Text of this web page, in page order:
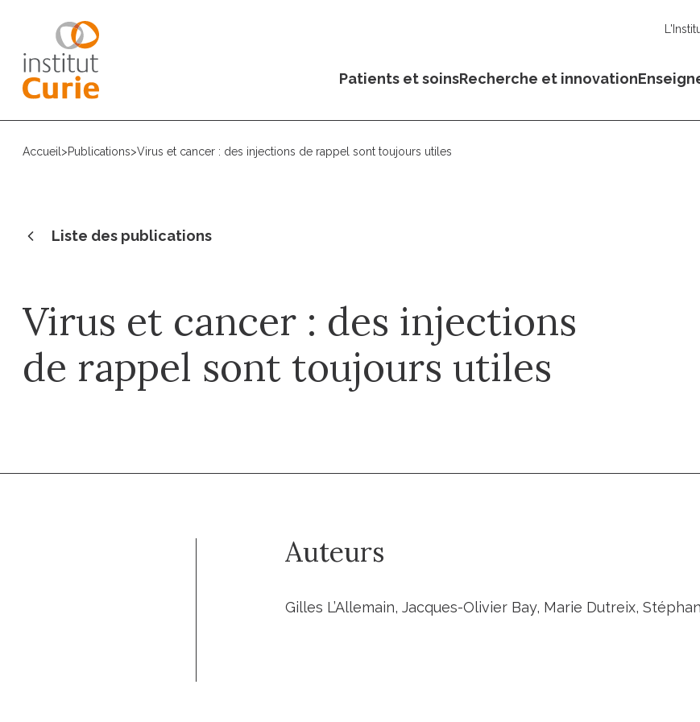
Patients et soinsRecherche et innovation
Accueil >Publications>Virus et cancer : des injections de rappel sont toujours utiles
Liste des publications
Virus et cancer : des injections
de rappel sont toujours utiles
Auteurs
Gilles L’Allemain, Jacques-Olivier Bay, Marie Dutreix,